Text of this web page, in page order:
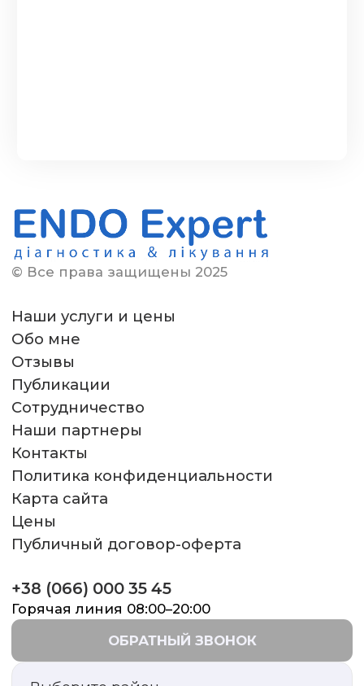
© Все права защищены 2025
Наши услуги и цены
Обо мне
Отзывы
Публикации
Сотрудничество
Наши партнеры
Контакты
Политика конфиденциальности
Карта сайта
Цены
Публичный договор-оферта
+38 (066) 000 35 45
Горячая линия 08:00–20:00
ОБРАТНЫЙ ЗВОНОК